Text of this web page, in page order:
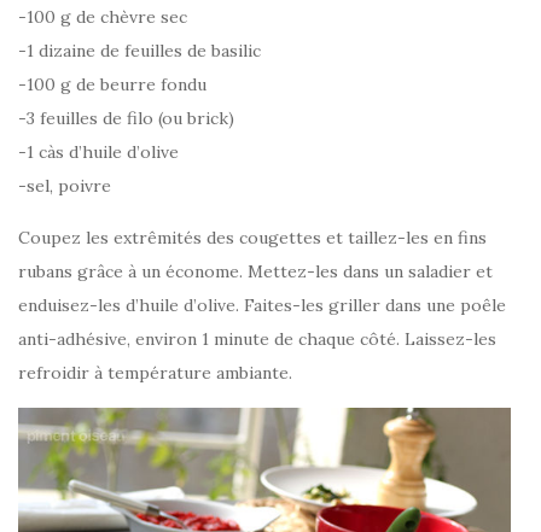
-100 g de chèvre sec
-1 dizaine de feuilles de basilic
-100 g de beurre fondu
-3 feuilles de filo (ou brick)
-1 càs d’huile d’olive
-sel, poivre
Coupez les extrêmités des cougettes et taillez-les en fins
rubans grâce à un économe. Mettez-les dans un saladier et
enduisez-les d’huile d’olive. Faites-les griller dans une poêle
anti-adhésive, environ 1 minute de chaque côté. Laissez-les
refroidir à température ambiante.